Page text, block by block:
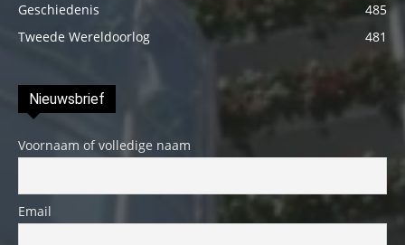
Geschiedenis
485
Tweede Wereldoorlog
481
Nieuwsbrief
Voornaam of volledige naam
Email